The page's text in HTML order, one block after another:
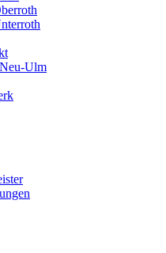
Ulm